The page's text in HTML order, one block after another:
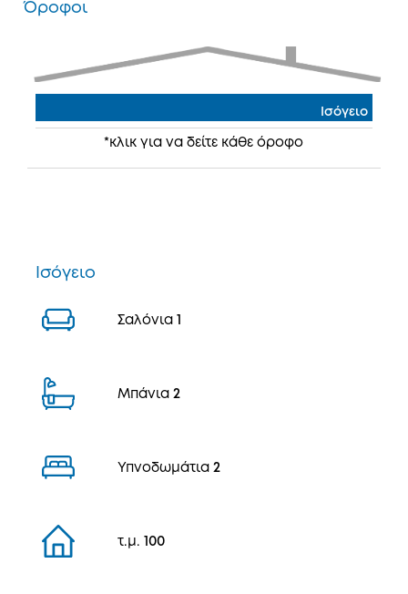
Όροφοι
Ισόγειο
*κλικ για να δείτε κάθε όροφο
Ισόγειο
Σαλόνια
Μπάνια 2
Υπνοδωμάτια 2
τ.μ. 100